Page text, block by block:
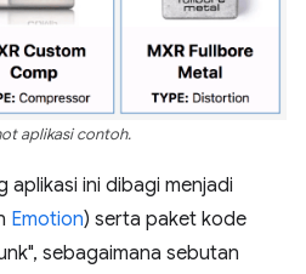
aplikasi contoh.
aplikasi ini dibagi menjadi
Emotion) serta paket kode
sebagaimana sebutan